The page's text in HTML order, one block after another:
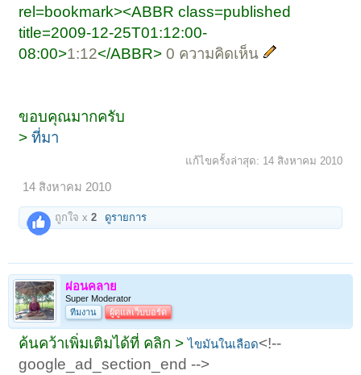
rel=bookmark><ABBR class=published
title=2009-12-25T01:12:00-
08:00>1:12</ABBR>0 ความคิดเห็น
ขอบคุณมากครับ
>ที่มา
แก้ไขครั้งล่าสุด: 14 สิงหาคม 2010
14 สิงหาคม 2010
ถูกใจ x2 ดูรายการ
ผ่อนคลาย
Super Moderator
ทีมงาน
ผู้ดูแลเว็บบอร์ด
ค้นคว้าเพิ่มเติมได้ที่ คลิก >ไขมันในเลือด<!--
google_ad_section_end -->